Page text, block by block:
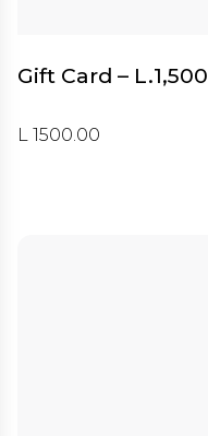
Gift Card – L.1,500
L 1500.00